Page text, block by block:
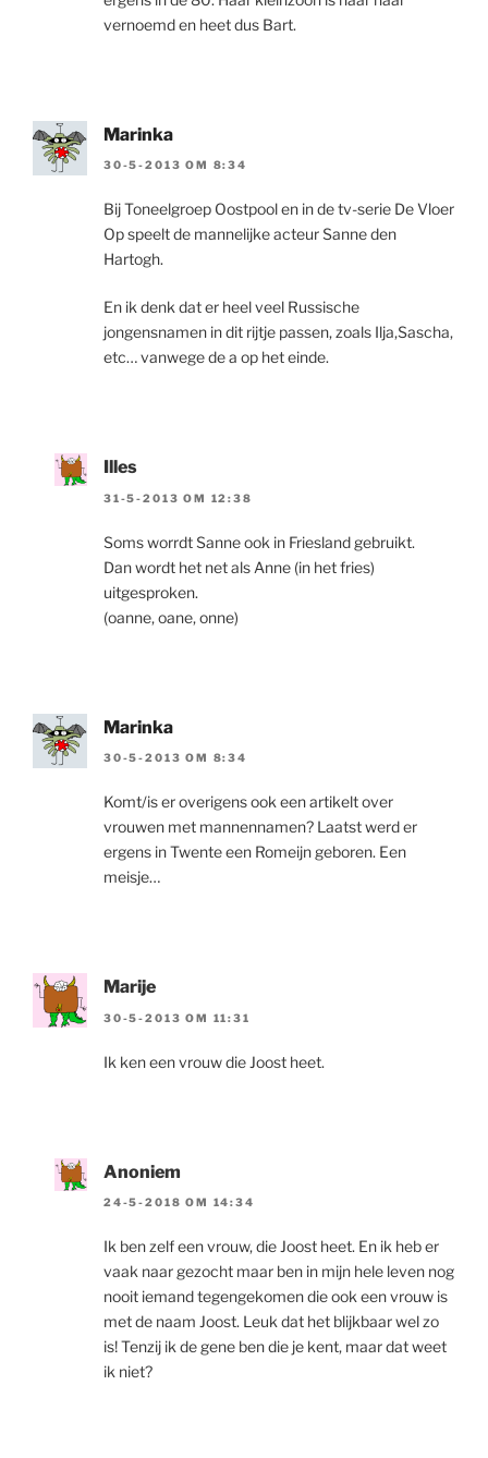
vernoemd en heet dus Bart.
Marinka
30-5-2013 OM 8:34
Bij Toneelgroep Oostpool en in de tv-serie De Vloer
Op speelt de mannelijke acteur Sanne den
Hartogh.
En ik denk dat er heel veel Russische
jongensnamen in dit rijtje passen, zoals Ilja,Sascha,
etc… vanwege de a op het einde.
Illes
31-5-2013 OM 12:38
Soms worrdt Sanne ook in Friesland gebruikt.
Dan wordt het net als Anne (in het fries)
uitgesproken.
(oanne, oane, onne)
Marinka
30-5-2013 OM 8:34
Komt/is er overigens ook een artikelt over
vrouwen met mannennamen? Laatst werd er
ergens in Twente een Romeijn geboren. Een
meisje…
Marije
30-5-2013 OM 11:31
Ik ken een vrouw die Joost heet.
Anoniem
24-5-2018 OM 14:34
Ik ben zelf een vrouw, die Joost heet. En ik heb er
vaak naar gezocht maar ben in mijn hele leven nog
nooit iemand tegengekomen die ook een vrouw is
met de naam Joost. Leuk dat het blijkbaar wel zo
is! Tenzij ik de gene ben die je kent, maar dat weet
ik niet?